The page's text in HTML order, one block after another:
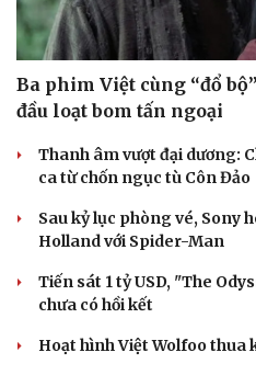
Ba phim Việt cùng “đổ
đầu loạt bom tấn ngoại
Thanh âm vượt đại dương:
ca từ chốn ngục tù Côn Đảo
Sau kỷ lục phòng vé, Sony
Holland với Spider-Man
Tiến sát 1 tỷ USD, "The
chưa có hồi kết
Hoạt hình Việt Wolfoo thua